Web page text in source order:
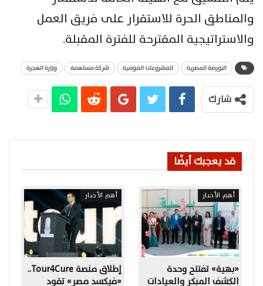
والمناطق الحرة للاستقرار على فريق العمل
والاستراتيجية المقترحة للفترة المقبلة.
البورصة المصرية المشروعات القومية شركة مساهمة وزارة الهجرة
شارك
قد يعجبك أيضًا
أهم الأخبار
«بهية» تفتتح وحدة
الكشف المبكر والعيادات
أهم الأخبار
إطلاق منصة Tour4Cure..
«فيكسد مصر» تقود